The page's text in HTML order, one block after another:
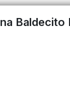
Baldecito